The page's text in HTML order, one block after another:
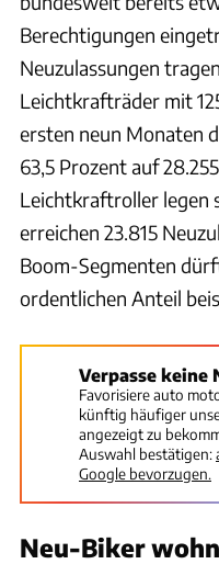
Berechtigungen
Neuzulassungen
Leichtkrafträder mit
ersten neun Monaten
63,5 Prozent auf
Leichtkraftroller legen
erreichen 23.815
Boom-Segmenten
ordentlichen Anteil
Verpasse keine
Favorisiere auto
künftig häufiger
angezeigt zu
Auswahl bestätigen:
Google bevorzugen.
Neu-Biker